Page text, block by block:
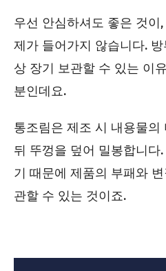
우선 안심하셔도 좋은 것이
제가 들어가지 않습니다.
상 장기 보관할 수 있는 이
분인데요.
통조림은 제조 시 내용물
뒤 뚜껑을 덮어 밀봉합니다
기 때문에 제품의 부패와
관할 수 있는 것이죠.